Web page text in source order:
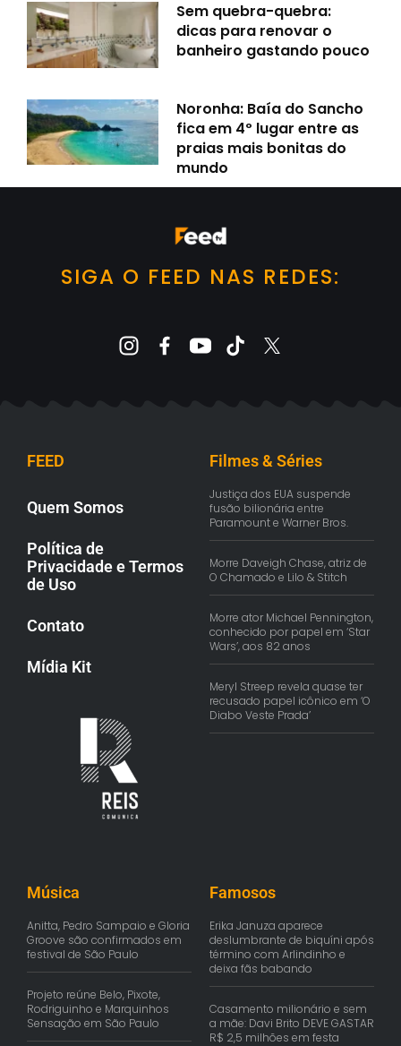
Sem quebra-quebra:
dicas para renovar o
banheiro gastando pouco
Noronha: Baía do Sancho
fica em 4º lugar entre as
praias mais bonitas do
mundo
SIGA O FEED NAS REDES:
FEED
Quem Somos
Política de
Privacidade e Termos
de Uso
Contato
Mídia Kit
Filmes & Séries
Justiça dos EUA suspende
fusão bilionária entre
Paramount e Warner Bros.
Morre Daveigh Chase, atriz de
O Chamado e Lilo & Stitch
Morre ator Michael Pennington,
conhecido por papel em ‘Star
Wars’, aos 82 anos
Meryl Streep revela quase ter
recusado papel icônico em ‘O
Diabo Veste Prada’
Música
Anitta, Pedro Sampaio e Gloria
Groove são confirmados em
festival de São Paulo
Projeto reúne Belo, Pixote,
Rodriguinho e Marquinhos
Sensação em São Paulo
Famosos
Erika Januza aparece
deslumbrante de biquíni após
término com Arlindinho e
deixa fãs babando
Casamento milionário e sem
a mãe: Davi Brito DEVE GASTAR
R$ 2,5 milhões em festa